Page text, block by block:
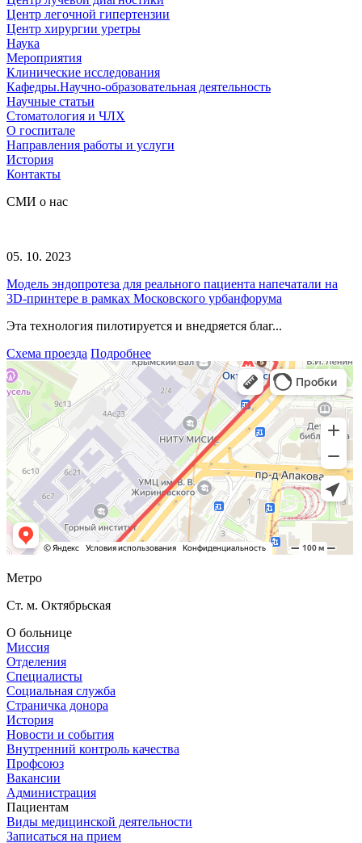
Центр легочной гипертензии
Центр хирургии уретры
Наука
Мероприятия
Клинические исследования
Кафедры.Научно-образовательная деятельность
Научные статьи
Стоматология и ЧЛХ
О госпитале
Направления работы и услуги
История
Контакты
СМИ о нас
05. 10. 2023
Модель эндопротеза для реального пациента напечатали на
3D-принтере в рамках Московского урбанфорума
Эта технология пилотируется и внедряется благ...
Схема проезда Подробнее
Метро
Ст. м. Октябрьская
О больнице
Миссия
Отделения
Специалисты
Социальная служба
Страничка донора
История
Новости и события
Внутренний контроль качества
Профсоюз
Вакансии
Администрация
Пациентам
Виды медицинской деятельности
Записаться на прием